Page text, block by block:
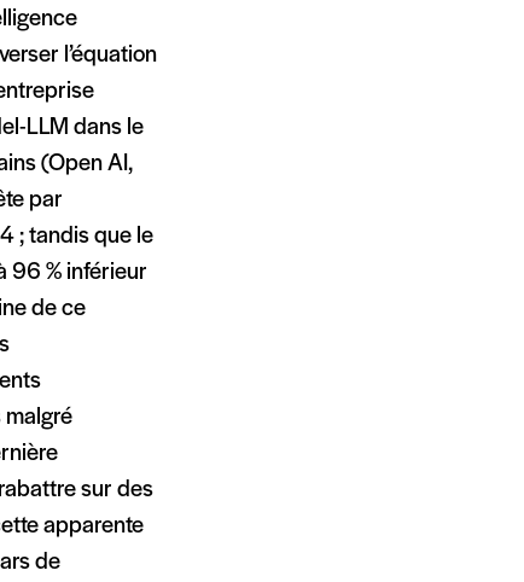
l’équation
LLM dans le
(Open AI,
par
; tandis que le
96 % inférieur
de ce
malgré
sur des
apparente
de